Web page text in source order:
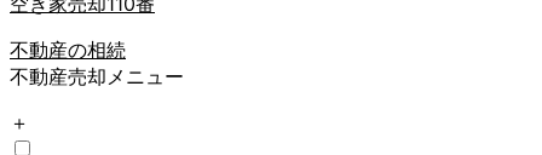
不動産の相続
不動産売却メニュー
＋